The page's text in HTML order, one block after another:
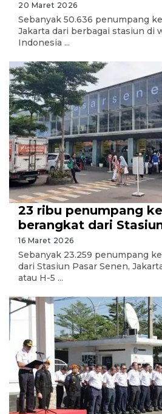
20 Maret 2026
Sebanyak 50.636 penumpang
Jakarta dari berbagai stasiun di
Indonesia ...
23 ribu penumpang
berangkat dari
16 Maret 2026
Sebanyak 23.259 penumpang
dari Stasiun Pasar Senen,
atau H-5 ...